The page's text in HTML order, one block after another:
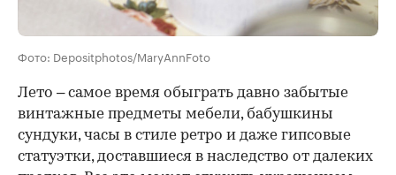
Фото: Depositphotos/MaryAnnFoto
Лето – самое время обыграть давно забытые
винтажные предметы мебели, бабушкины
сундуки, часы в стиле ретро и даже гипсовые
статуэтки, доставшиеся в наследство от далеких